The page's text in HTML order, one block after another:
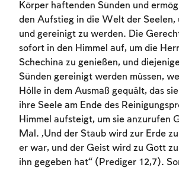
Körper haftenden Sünden und
den Aufstieg in die Welt der
und gereinigt zu werden. Die
sofort in den Himmel auf, um die
Schechina zu genießen, und
Sünden gereinigt werden müssen,
Hölle in dem Ausmaß gequält, das
ihre Seele am Ende des
Himmel aufsteigt, um sie anzurufen
Mal. „Und der Staub wird zur Erde
er war, und der Geist wird zu Gott
ihn gegeben hat“ (Prediger 12,7).